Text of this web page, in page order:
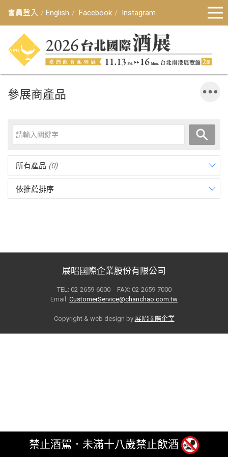
會員登入 English Facebook Instagram
參展商產品
所有產品 (0)
依推薦排序
展昭國際企業股份有限公司
TEL: 02-2659-6000 FAX: 02-2659-7000
Email: CustomerService@chanchao.com.tw
Copyright & web design by 展昭國際企業
禁止酒駕．未滿十八歲禁止飲酒